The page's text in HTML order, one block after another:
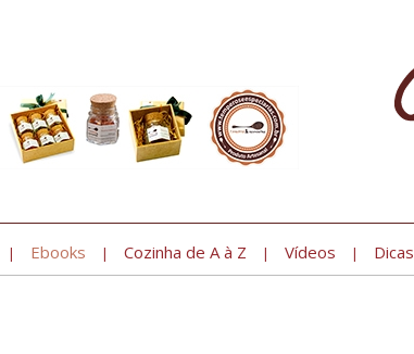
| Ebooks | Cozinha de A à Z | Vídeos | Dicas